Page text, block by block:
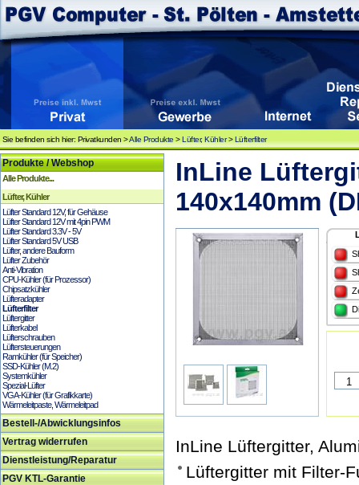
Sie befinden sich hier: Privatkunden >Alle Produkte >Lüfter, Kühler>Lüfterfilter
Produkte / Webshop
Alle Produkte...
Lüfter, Kühler
Lüfter Standard 12V, für Gehäuse
Lüfter Standard 12V mit 4pin PWM
Lüfter Standard 3.3V - 5V
Lüfter Standard 5V USB
Lüfter, andere Bauform
Lüfter Zubehör
Anti-Vibration
CPU-Kühler (für Prozessor)
Chipsatzkühler
Lüfteradapter
Lüfterfilter
Lüftergitter
Lüfterkabel
Lüfterschrauben
Lüftersteuerungen
Ramkühler (für Speicher)
SSD-Kühler (M.2)
Systemkühler
Spezial-Lüfter
VGA-Kühler (für Grafikkarte)
Wärmeleitpaste, Wärmeleitpad
Bestell-/Abwicklungsinfos
Vertrag widerrufen
Dienstleistung/Reparatur
PGV KTL-Garantie
InLine
140x140mm
InLine Lüftergitter,
Lüftergitter mit Filter-